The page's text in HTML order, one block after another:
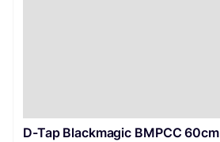
D-Tap Blackmagic BMPCC 60cm